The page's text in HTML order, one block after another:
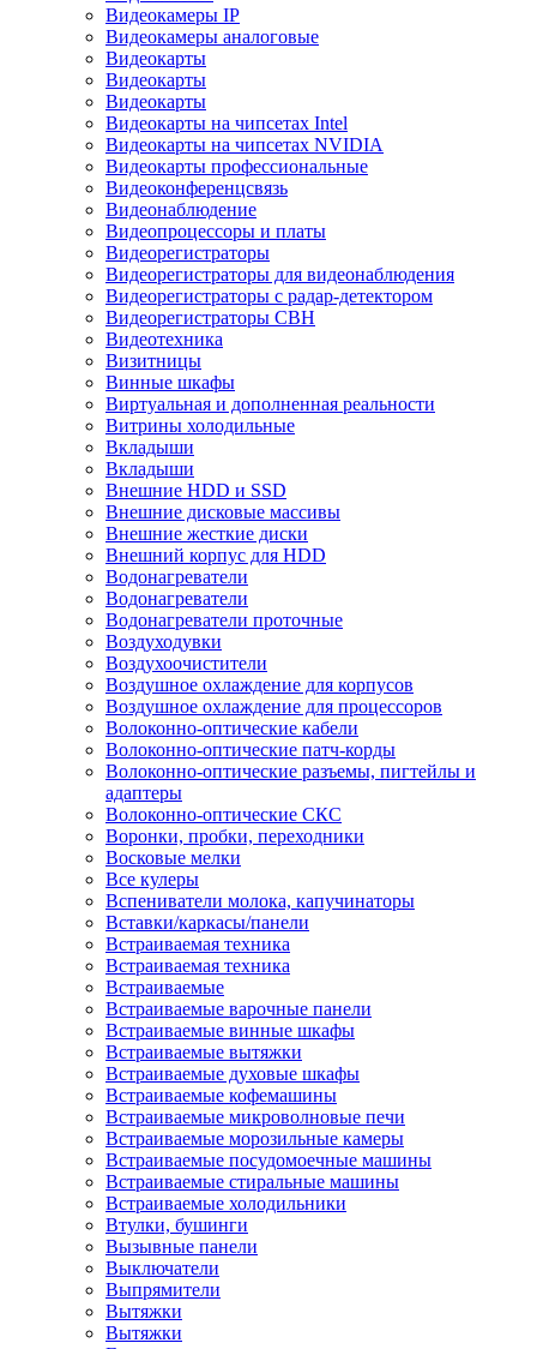
Видеокамеры IP
Видеокамеры аналоговые
Видеокарты
Видеокарты
Видеокарты
Видеокарты на чипсетах Intel
Видеокарты на чипсетах NVIDIA
Видеокарты профессиональные
Видеоконференцсвязь
Видеонаблюдение
Видеопроцессоры и платы
Видеорегистраторы
Видеорегистраторы для видеонаблюдения
Видеорегистраторы с радар-детектором
Видеорегистраторы СВН
Видеотехника
Визитницы
Винные шкафы
Виртуальная и дополненная реальности
Витрины холодильные
Вкладыши
Вкладыши
Внешние HDD и SSD
Внешние дисковые массивы
Внешние жесткие диски
Внешний корпус для HDD
Водонагреватели
Водонагреватели
Водонагреватели проточные
Воздуходувки
Воздухоочистители
Воздушное охлаждение для корпусов
Воздушное охлаждение для процессоров
Волоконно-оптические кабели
Волоконно-оптические патч-корды
Волоконно-оптические разъемы, пигтейлы и
адаптеры
Волоконно-оптические СКС
Воронки, пробки, переходники
Восковые мелки
Все кулеры
Вспениватели молока, капучинаторы
Вставки/каркасы/панели
Встраиваемая техника
Встраиваемая техника
Встраиваемые
Встраиваемые варочные панели
Встраиваемые винные шкафы
Встраиваемые вытяжки
Встраиваемые духовые шкафы
Встраиваемые кофемашины
Встраиваемые микроволновые печи
Встраиваемые морозильные камеры
Встраиваемые посудомоечные машины
Встраиваемые стиральные машины
Встраиваемые холодильники
Втулки, бушинги
Вызывные панели
Выключатели
Выпрямители
Вытяжки
Вытяжки